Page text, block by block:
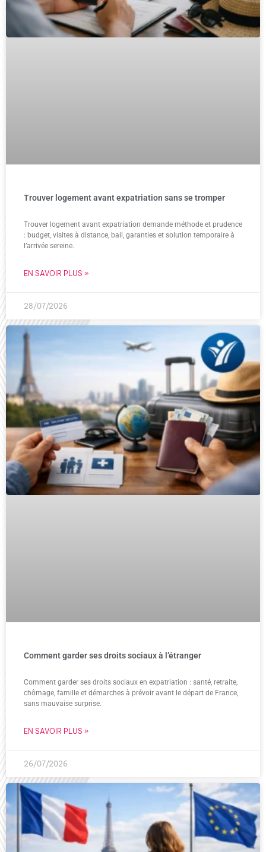
Trouver logement avant expatriation sans se tromper
Trouver logement avant expatriation demande méthode et prudence
: budget, visites à distance, bail, garanties et solution temporaire à
l’arrivée sereine.
EN SAVOIR PLUS »
28/07/2026
Comment garder ses droits sociaux à l’étranger
Comment garder ses droits sociaux en expatriation : santé, retraite,
chômage, famille et démarches à prévoir avant le départ de France,
sans mauvaise surprise.
EN SAVOIR PLUS »
26/07/2026